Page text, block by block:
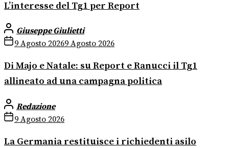
L’interesse del Tg1 per Report
Giuseppe Giulietti
9 Agosto 20269 Agosto 2026
Di Majo e Natale: su Report e Ranucci il Tg1
allineato ad una campagna politica
Redazione
9 Agosto 2026
La Germania restituisce i richiedenti asilo